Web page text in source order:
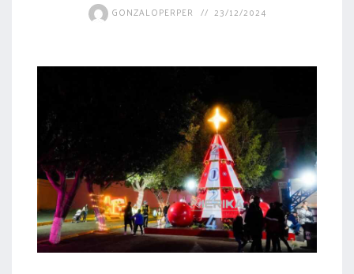
GONZALOPERPER 23/12/2024